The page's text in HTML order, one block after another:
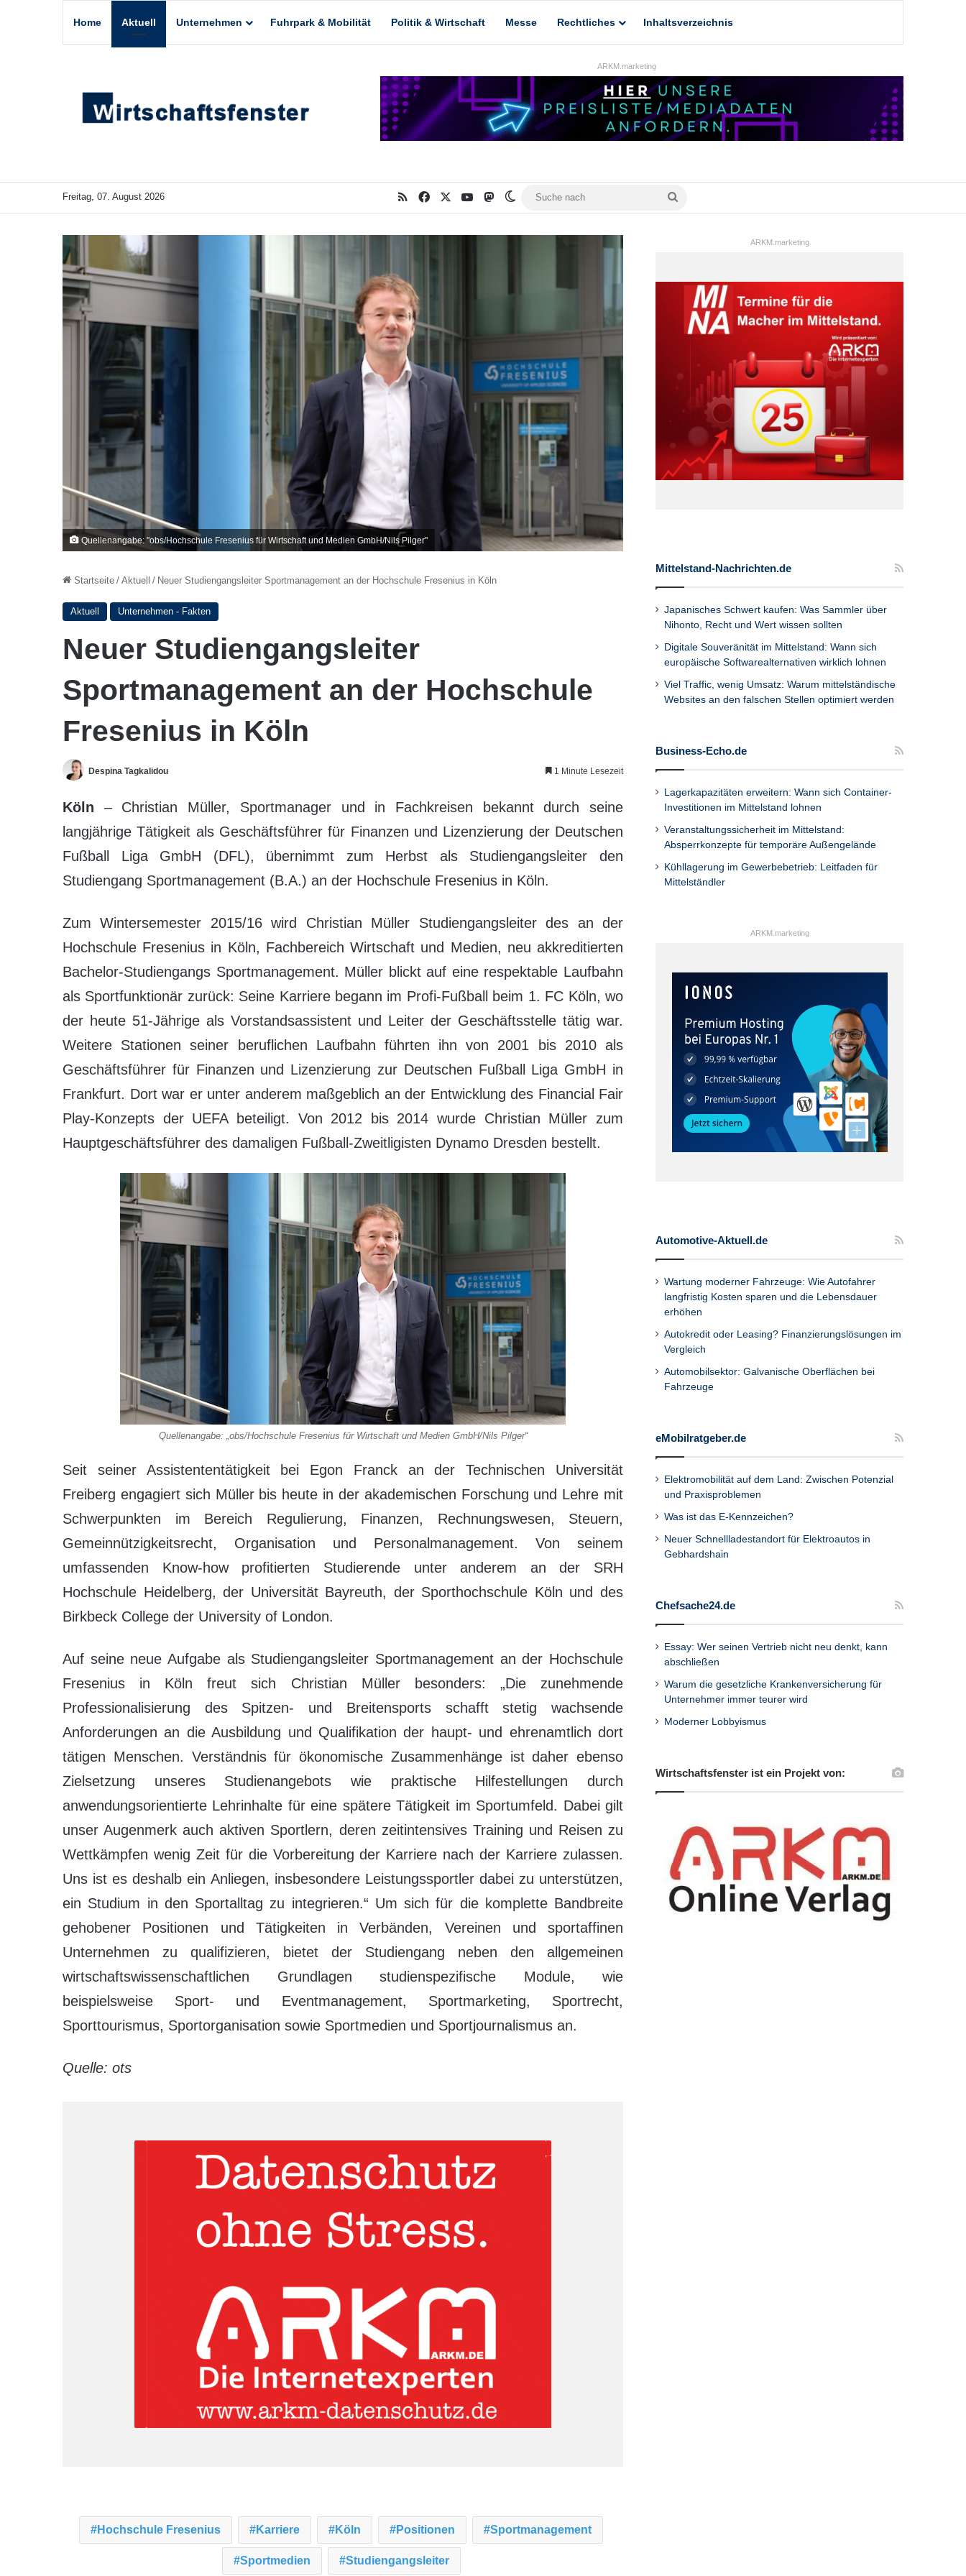
Home Aktuell Unternehmen Fuhrpark & Mobilität Politik & Wirtschaft Messe Rechtliches Inhaltsverzeichnis
ARKM.marketing
Freitag, 07. August 2026 RSS Facebook YouTubeMastodonSkin umschalten
Quellenangabe: "obs/Hochschule Fresenius für Wirtschaft und Medien GmbH/Nils Pilger"
Startseite / Aktuell / Neuer Studiengangsleiter Sportmanagement an der Hochschule Fresenius in Köln
Aktuell Unternehmen - Fakten
Neuer Studiengangsleiter
Sportmanagement an der Hochschule
Fresenius in Köln
Despina Tagkalidou 1 Minute Lesezeit
Köln – Christian Müller, Sportmanager und in Fachkreisen bekannt durch seine
langjährige Tätigkeit als Geschäftsführer für Finanzen und Lizenzierung der Deutschen
Fußball Liga GmbH (DFL), übernimmt zum Herbst als Studiengangsleiter den
Studiengang Sportmanagement (B.A.) an der Hochschule Fresenius in Köln.
Zum Wintersemester 2015/16 wird Christian Müller Studiengangsleiter des an der
Hochschule Fresenius in Köln, Fachbereich Wirtschaft und Medien, neu akkreditierten
Bachelor-Studiengangs Sportmanagement. Müller blickt auf eine respektable Laufbahn
als Sportfunktionär zurück: Seine Karriere begann im Profi-Fußball beim 1. FC Köln, wo
der heute 51-Jährige als Vorstandsassistent und Leiter der Geschäftsstelle tätig war.
Weitere Stationen seiner beruflichen Laufbahn führten ihn von 2001 bis 2010 als
Geschäftsführer für Finanzen und Lizenzierung zur Deutschen Fußball Liga GmbH in
Frankfurt. Dort war er unter anderem maßgeblich an der Entwicklung des Financial Fair
Play-Konzepts der UEFA beteiligt. Von 2012 bis 2014 wurde Christian Müller zum
Hauptgeschäftsführer des damaligen Fußball-Zweitligisten Dynamo Dresden bestellt.
Quellenangabe: „obs/Hochschule Fresenius für Wirtschaft und Medien GmbH/Nils Pilger“
Seit seiner Assistententätigkeit bei Egon Franck an der Technischen Universität
Freiberg engagiert sich Müller bis heute in der akademischen Forschung und Lehre mit
Schwerpunkten im Bereich Regulierung, Finanzen, Rechnungswesen, Steuern,
Gemeinnützigkeitsrecht, Organisation und Personalmanagement. Von seinem
umfassenden Know-how profitierten Studierende unter anderem an der SRH
Hochschule Heidelberg, der Universität Bayreuth, der Sporthochschule Köln und des
Birkbeck College der University of London.
Auf seine neue Aufgabe als Studiengangsleiter Sportmanagement an der Hochschule
Fresenius in Köln freut sich Christian Müller besonders: „Die zunehmende
Professionalisierung des Spitzen- und Breitensports schafft stetig wachsende
Anforderungen an die Ausbildung und Qualifikation der haupt- und ehrenamtlich dort
tätigen Menschen. Verständnis für ökonomische Zusammenhänge ist daher ebenso
Zielsetzung unseres Studienangebots wie praktische Hilfestellungen durch
anwendungsorientierte Lehrinhalte für eine spätere Tätigkeit im Sportumfeld. Dabei gilt
unser Augenmerk auch aktiven Sportlern, deren zeitintensives Training und Reisen zu
Wettkämpfen wenig Zeit für die Vorbereitung der Karriere nach der Karriere zulassen.
Uns ist es deshalb ein Anliegen, insbesondere Leistungssportler dabei zu unterstützen,
ein Studium in den Sportalltag zu integrieren.“ Um sich für die komplette Bandbreite
gehobener Positionen und Tätigkeiten in Verbänden, Vereinen und sportaffinen
Unternehmen zu qualifizieren, bietet der Studiengang neben den allgemeinen
wirtschaftswissenschaftlichen Grundlagen studienspezifische Module, wie
beispielsweise Sport- und Eventmanagement, Sportmarketing, Sportrecht,
Sporttourismus, Sportorganisation sowie Sportmedien und Sportjournalismus an.
Quelle: ots
Hochschule Fresenius Karriere Köln Positionen Sportmanagement
Sportmedien Studiengangsleiter
ARKM.marketing
Mittelstand-Nachrichten.de
Japanisches Schwert kaufen: Was Sammler über
Nihonto, Recht und Wert wissen sollten
Digitale Souveränität im Mittelstand: Wann sich
europäische Softwarealternativen wirklich lohnen
Viel Traffic, wenig Umsatz: Warum mittelständische
Websites an den falschen Stellen optimiert werden
Business-Echo.de
Lagerkapazitäten erweitern: Wann sich Container-
Investitionen im Mittelstand lohnen
Veranstaltungssicherheit im Mittelstand:
Absperrkonzepte für temporäre Außengelände
Kühllagerung im Gewerbebetrieb: Leitfaden für
Mittelständler
ARKM.marketing
Automotive-Aktuell.de
Wartung moderner Fahrzeuge: Wie Autofahrer
langfristig Kosten sparen und die Lebensdauer
erhöhen
Autokredit oder Leasing? Finanzierungslösungen im
Vergleich
Automobilsektor: Galvanische Oberflächen bei
Fahrzeuge
eMobilratgeber.de
Elektromobilität auf dem Land: Zwischen Potenzial
und Praxisproblemen
Was ist das E-Kennzeichen?
Neuer Schnellladestandort für Elektroautos in
Gebhardshain
Chefsache24.de
Essay: Wer seinen Vertrieb nicht neu denkt, kann
abschließen
Warum die gesetzliche Krankenversicherung für
Unternehmer immer teurer wird
Moderner Lobbyismus
Wirtschaftsfenster ist ein Projekt von: